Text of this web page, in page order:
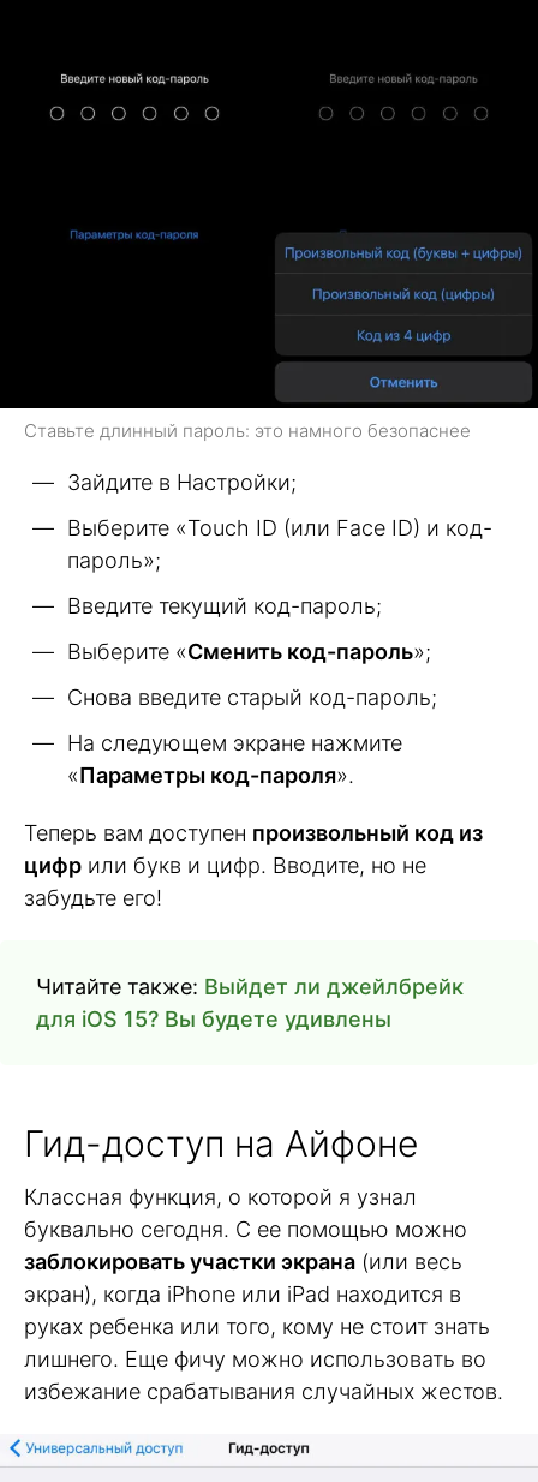
Ставьте длинный пароль: это намного безопаснее
Зайдите в Настройки;
Выберите «Touch ID (или Face ID) и код-
пароль»;
Введите текущий код-пароль;
Выберите «Сменить код-пароль»;
Снова введите старый код-пароль;
На следующем экране нажмите
«Параметры код-пароля».
Теперь вам доступен произвольный код из
цифр или букв и цифр. Вводите, но не
забудьте его!
Читайте также: Выйдет ли джейлбрейк
для iOS 15? Вы будете удивлены
Гид-доступ на Айфоне
Классная функция, о которой я узнал
буквально сегодня. С ее помощью можно
заблокировать участки экрана (или весь
экран), когда iPhone или iPad находится в
руках ребенка или того, кому не стоит знать
лишнего. Еще фичу можно использовать во
избежание срабатывания случайных жестов.